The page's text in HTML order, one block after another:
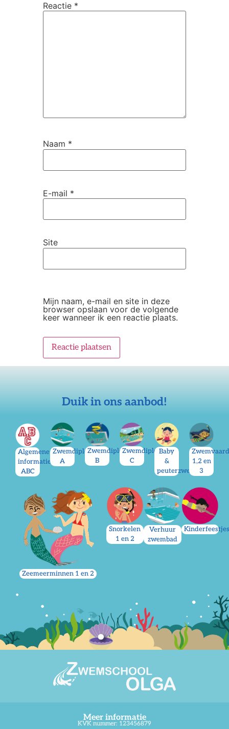
Reactie *
Naam *
E-mail *
Site
Mijn naam, e-mail en site in deze
browser opslaan voor de volgende
keer wanneer ik een reactie plaats.
Duik in ons aanbod!
Algemene
informatie
ABC
Zwemdiploma
A
Zwemdiploma
B
Zwemdiploma
C
Baby
&
peuterzwemmen
1,2 en
3
Zeemeerminnen 1 en 2
Snorkelen
1 en 2
Verhuur
zwembad
Kinderfeestjes
Meer informatie
KVK nummer: 123456879